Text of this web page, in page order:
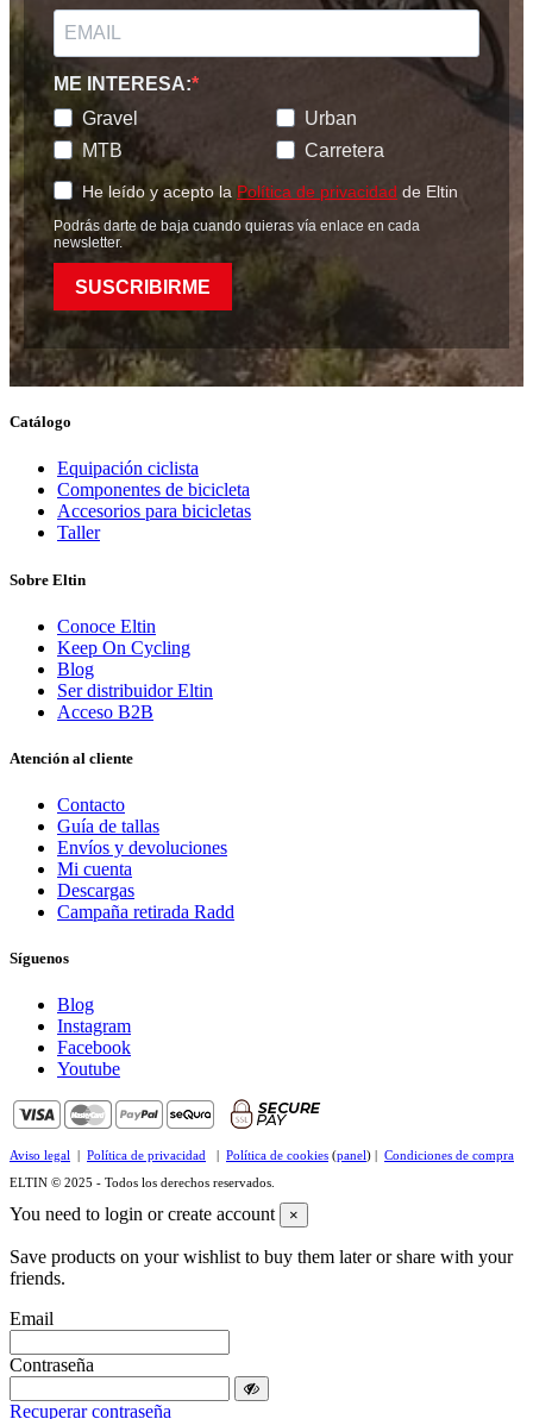
ME INTERESA:
Gravel
MTB
Urban
Carretera
He leído y acepto la Política de privacidad de Eltin
Podrás darte de baja cuando quieras vía enlace en cada
newsletter.
SUSCRIBIRME
Catálogo
Equipación ciclista
Componentes de bicicleta
Accesorios para bicicletas
Taller
Sobre Eltin
Conoce Eltin
Keep On Cycling
Blog
Ser distribuidor Eltin
Acceso B2B
Atención al cliente
Contacto
Guía de tallas
Envíos y devoluciones
Mi cuenta
Descargas
Campaña retirada Radd
Síguenos
Blog
Instagram
Facebook
Youtube
Aviso legal Política de privacidad Política de cookies (panel) | Condiciones de compra
ELTIN © 2025 - Todos los derechos reservados.
You need to login or create account ×
Save products on your wishlist to buy them later or share with your
friends.
Email
Contraseña
Recuperar contraseña